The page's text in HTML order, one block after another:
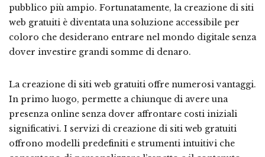
pubblico più ampio. Fortunatamente, la creazione di siti
web gratuiti è diventata una soluzione accessibile per
coloro che desiderano entrare nel mondo digitale senza
dover investire grandi somme di denaro.
La creazione di siti web gratuiti offre numerosi vantaggi.
In primo luogo, permette a chiunque di avere una
presenza online senza dover affrontare costi iniziali
significativi. I servizi di creazione di siti web gratuiti
offrono modelli predefiniti e strumenti intuitivi che